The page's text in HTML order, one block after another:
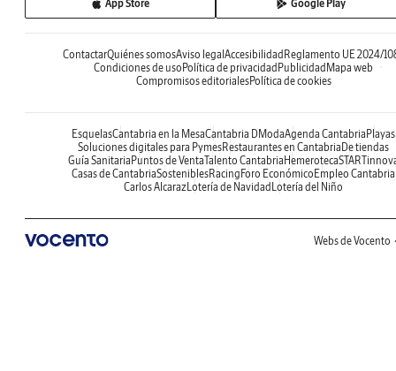
App Store Google Play
ContactarQuiénes somosAviso legalAccesibilidadReglamento UE 2024/
Condiciones de usoPolítica de privacidadPublicidadMapa web
Compromisos editorialesPolítica de cookies
EsquelasCantabria en la MesaCantabria DModaAgenda CantabriaPlayas
Soluciones digitales para PymesRestaurantes en CantabriaDe tiendas
Guía SanitariaPuntos de VentaTalento CantabriaHemeroteca
Casas de CantabriaSosteniblesRacingForo EconómicoEmpleo Cantabria
Carlos AlcarazLotería de NavidadLotería del Niño
Webs de Vocento